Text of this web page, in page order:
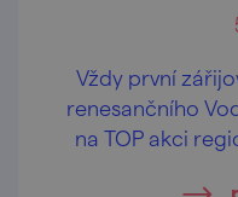
Vždy první
renesančního
na TOP akci